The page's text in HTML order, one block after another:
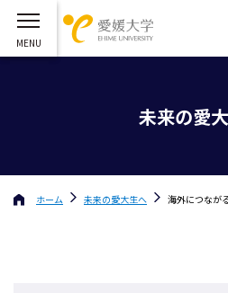
未来の愛
ホーム 未来の愛大生へ 海外につなが